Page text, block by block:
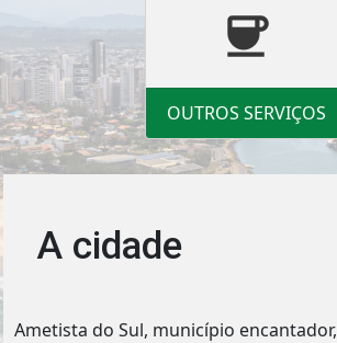
coffee
OUTROS SERVIÇOS
A cidade
Ametista do Sul, município